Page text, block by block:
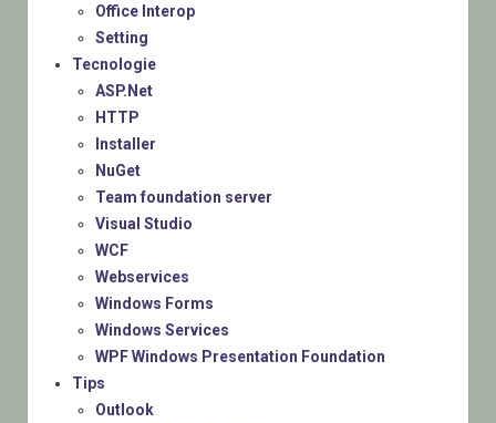
Office Interop
Setting
Tecnologie
ASP.Net
HTTP
Installer
NuGet
Team foundation server
Visual Studio
WCF
Webservices
Windows Forms
Windows Services
WPF Windows Presentation Foundation
Tips
Outlook